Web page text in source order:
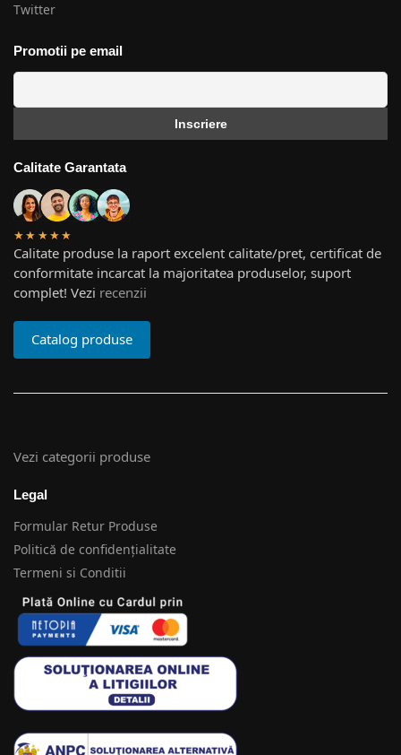
Twitter
Promotii pe email
Calitate Garantata
★★★★★
Calitate produse la raport excelent calitate/pret, certificat de
conformitate incarcat la majoritatea produselor, suport
complet! Vezi recenzii
Catalog produse
Vezi categorii produse
Legal
Formular Retur Produse
Politică de confidențialitate
Termeni si Conditii